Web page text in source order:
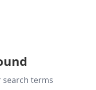
terms